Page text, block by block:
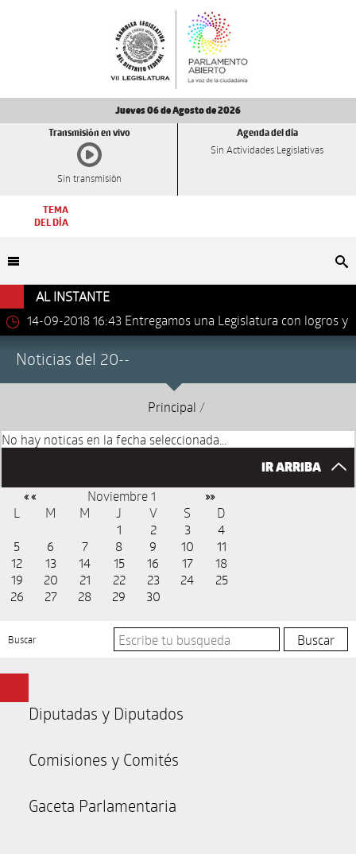
Jueves 06 de Agosto de 2026
Transmisión en vivo
Sin transmisión
Agenda del día
Sin Actividades Legislativas
TEMA
DEL DÍA
AL INSTANTE
14-09-2018 16:43 Entregamos una Legislatura con logros y
Noticias del 20--
Principal /
No hay noticas en la fecha seleccionada...
IR ARRIBA
« « Noviembre 1 »»
L M M J V S
D
1
2 3
4
5
6 7 8 9 10
11
12
13 14 15 16 17
18
19
20 21 22 23 24
25
26
27 28 29 30
Buscar
Diputadas y Diputados
Comisiones y Comités
Gaceta Parlamentaria